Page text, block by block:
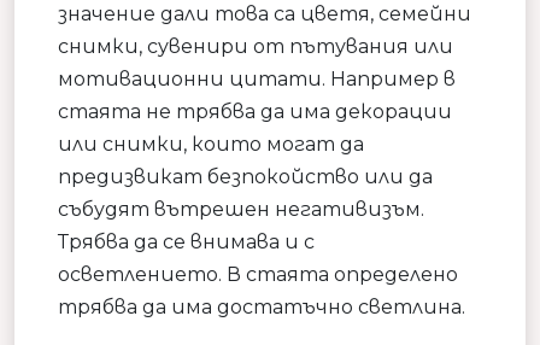
значение дали това са цветя, семейни
снимки, сувенири от пътувания или
мотивационни цитати. Например в
стаята не трябва да има декорации
или снимки, които могат да
предизвикат безпокойство или да
събудят вътрешен негативизъм.
Трябва да се внимава и с
осветлението. В стаята определено
трябва да има достатъчно светлина.